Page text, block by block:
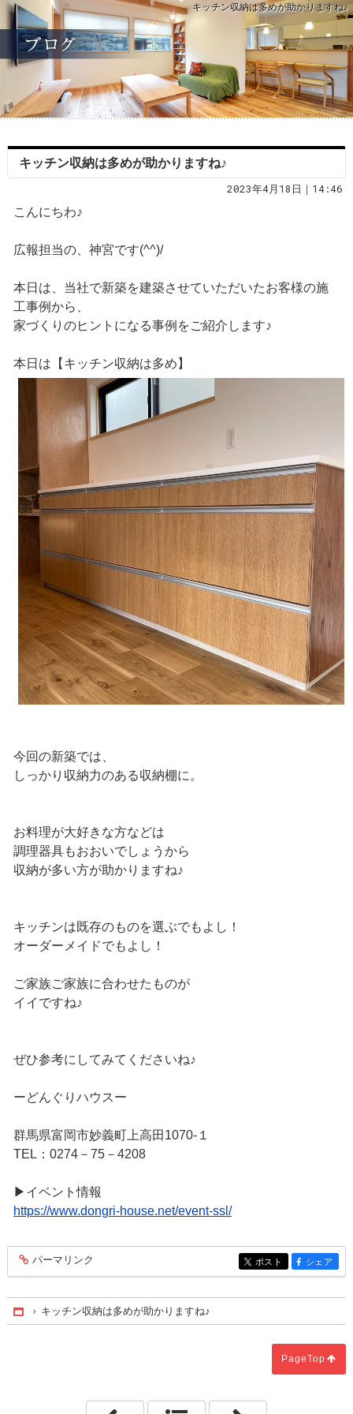
キッチン収納は多めが助かりますね♪
キッチン収納は多めが助かりますね♪
2023年4月18日｜14:46
こんにちわ♪
広報担当の、神宮です(^^)/
本日は、当社で新築を建築させていただいたお客様の施
工事例から、
家づくりのヒントになる事例をご紹介します♪
本日は【キッチン収納は多め】
今回の新築では、
しっかり収納力のある収納棚に。
お料理が大好きな方などは
調理器具もおおいでしょうから
収納が多い方が助かりますね♪
キッチンは既存のものを選ぶでもよし！
オーダーメイドでもよし！
ご家族ご家族に合わせたものが
イイですね♪
ぜひ参考にしてみてくださいね♪
ーどんぐりハウスー
群馬県富岡市妙義町上高田1070‐１
TEL：0274－75－4208
▶イベント情報
https://www.dongri-house.net/event-ssl/
entry232
パーマリンク entry232
ポスト entry232
シェア
Home
キッチン収納は多めが助かりますね♪
PageTop
「ほっと一息つく畳」